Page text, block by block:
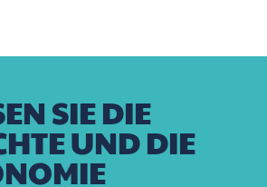
SIE DIE G
UND DIE G